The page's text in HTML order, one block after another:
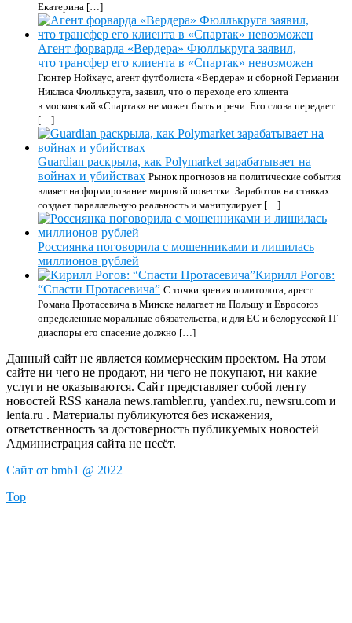
Екатерина […]
Агент форварда «Вердера» Фюллькруга заявил,
что трансфер его клиента в «Спартак» невозможен
Гюнтер Нойхаус, агент футболиста «Вердера» и сборной Германии
Никласа Фюллькруга, заявил, что о переходе его клиента
в московский «Спартак» не может быть и речи. Его слова передает
[…]
Guardian раскрыла, как Polymarket зарабатывает на
войнах и убийствах Рынок прогнозов на политические события
влияет на формирование мировой повестки. Заработок на ставках
создает параллельную реальность и манипулирует […]
Россиянка поговорила с мошенниками и лишилась
миллионов рублей
Кирилл Рогов:
“Спасти Протасевича” С точки зрения политолога, арест
Романа Протасевича в Минске налагает на Польшу и Евросоюз
определенные моральные обязательства, и для ЕС и белорусской IT-
диаспоры его спасение должно […]
Данный сайт не является коммерческим проектом. На этом
сайте ни чего не продают, ни чего не покупают, ни какие
услуги не оказываются. Сайт представляет собой ленту
новостей RSS канала news.rambler.ru, yandex.ru, newsru.com и
lenta.ru . Материалы публикуются без искажения,
ответственность за достоверность публикуемых новостей
Администрация сайта не несёт.
Сайт от bmb1 @ 2022
Top